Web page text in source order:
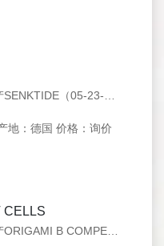
地：德国 价格：询价
CELLS